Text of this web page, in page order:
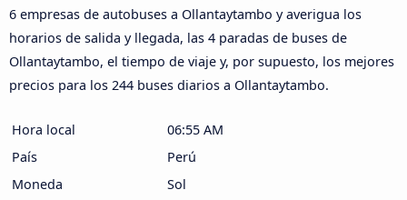
6 empresas de autobuses a Ollantaytambo y averigua los
horarios de salida y llegada, las 4 paradas de buses de
Ollantaytambo, el tiempo de viaje y, por supuesto, los mejores
precios para los 244 buses diarios a Ollantaytambo.
Hora local
06:55 AM
País
Perú
Moneda
Sol